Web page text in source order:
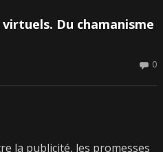
Du chamanisme
0
la publicité, les promesses